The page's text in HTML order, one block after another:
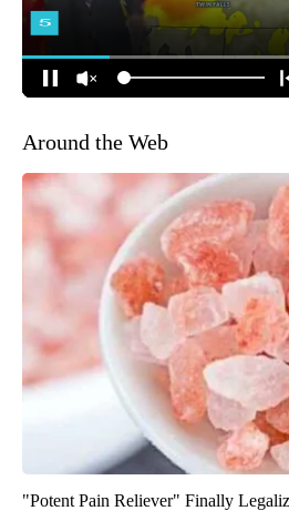
Around the Web
"Potent Pain Reliever" Finally